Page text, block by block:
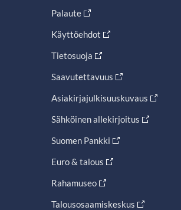
Palaute
Käyttöehdot
Tietosuoja
Saavutettavuus
Asiakirjajulkisuuskuvaus
Sähköinen allekirjoitus
Suomen Pankki
Euro & talous
Rahamuseo
Talousosaamiskeskus